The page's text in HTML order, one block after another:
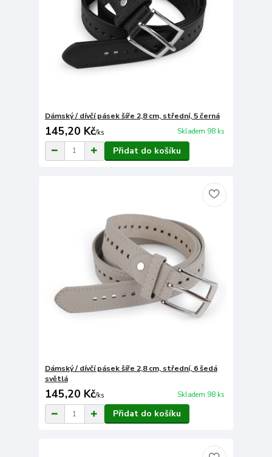
Dámský / dívčí pásek šíře 2,8 cm, střední, 5 černá
145,20 Kč/ks Skladem 98 ks
Přidat do košíku
Dámský / dívčí pásek šíře 2,8 cm, střední, 6 šedá
světlá
145,20 Kč/ks Skladem 98 ks
Přidat do košíku